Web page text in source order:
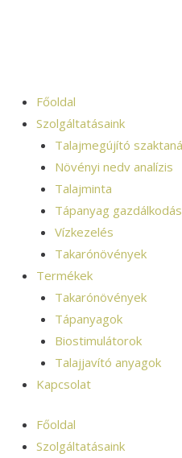
Főoldal
Szolgáltatásaink
Talajmegújító
Növényi nedv analízis
Talajminta
Tápanyag
Vízkezelés
Takarónövények
Termékek
Takarónövények
Tápanyagok
Biostimulátorok
Talajjavító anyagok
Kapcsolat
Főoldal
Szolgáltatásaink